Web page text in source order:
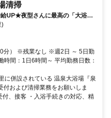
清掃
UP★夜型さんに最高の「大浴場
)
分） ※残業なし ※週2日 ～ 5日勤
間：1日6時間～ 平均勤務日数：
に併設されている 温泉大浴場『泉
および清掃業務をお願いしま
、接客 ・入浴手続きの対応、精